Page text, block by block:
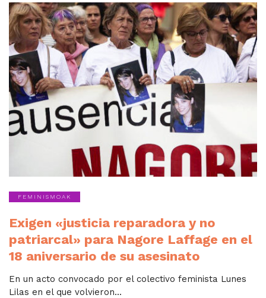
FEMINISMOAK
Exigen «justicia reparadora y no
patriarcal» para Nagore Laffage en el
18 aniversario de su asesinato
En un acto convocado por el colectivo feminista Lunes
Lilas en el que volvieron...